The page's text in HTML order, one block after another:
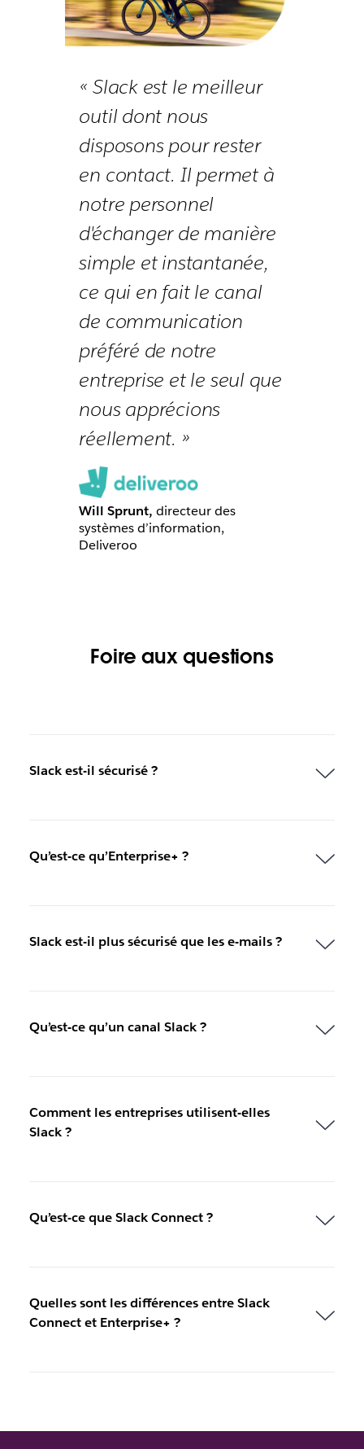
« Slack est le meilleur
outil dont nous
disposons pour rester
en contact. Il permet à
notre personnel
d'échanger de manière
simple et instantanée,
ce qui en fait le canal
de communication
préféré de notre
entreprise et le seul que
nous apprécions
réellement. »
Will Sprunt, directeur des
systèmes d’information,
Deliveroo
Foire aux questions
Slack est-il sécurisé ?
Qu’est-ce qu’Enterprise+ ?
Slack est-il plus sécurisé que les e-mails ?
Qu’est-ce qu’un canal Slack ?
Comment les entreprises utilisent-elles
Slack ?
Qu’est-ce que Slack Connect ?
Quelles sont les différences entre Slack
Connect et Enterprise+ ?